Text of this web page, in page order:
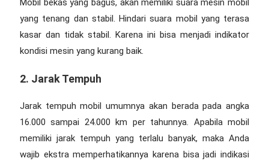
Mobil bekas yang bagus, akan memiliki suara mesin mobil
yang tenang dan stabil. Hindari suara mobil yang terasa
kasar dan tidak stabil. Karena ini bisa menjadi indikator
kondisi mesin yang kurang baik.
2. Jarak Tempuh
Jarak tempuh mobil umumnya akan berada pada angka
16.000 sampai 24.000 km per tahunnya. Apabila mobil
memiliki jarak tempuh yang terlalu banyak, maka Anda
wajib ekstra memperhatikannya karena bisa jadi indikasi